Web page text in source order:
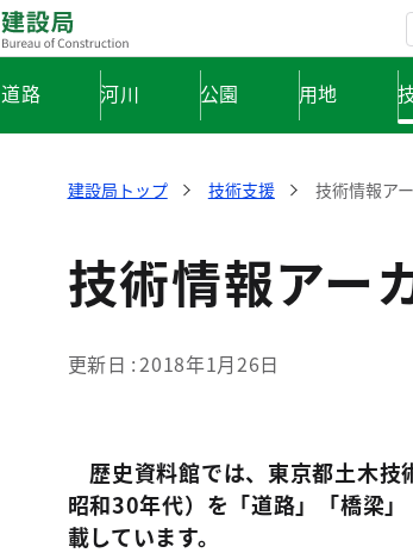
道路 河川 公園 用地
建設局トップ 技術支援 技術情報ア
技術情報アー
更新日 2018年1月26日
歴史資料館では、東京都土木技
昭和30年代）を「道路」「橋梁
載しています。